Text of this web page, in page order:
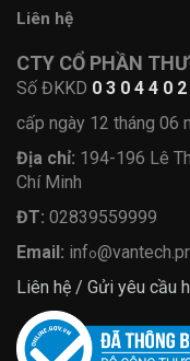
Liên hệ
CTY CỔ PHẦN
Số ĐKKD 0 3 0 4 4 0
cấp ngày 12 tháng 06
Địa chỉ: 194-196 Lê
Chí Minh
ĐT: 02839559999
Email: info
Liên hệ / Gửi yêu cầu